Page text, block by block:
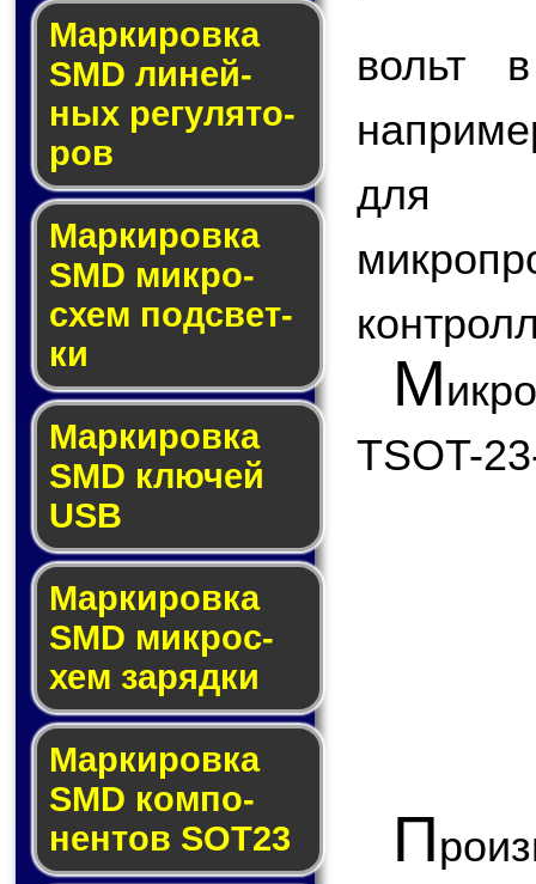
Маркировка
SMD ли­ней­
ных ре­гу­ля­то­
ров
Маркировка
SMD мик­ро­
схем под­свет­
ки
Маркировка
SMD клю­чей
USB
Маркировка
SMD мик­рос­
хем за­ряд­ки
Маркировка
SMD ком­по­
нен­тов SOT23
вольт
для
М
TSOT-
П